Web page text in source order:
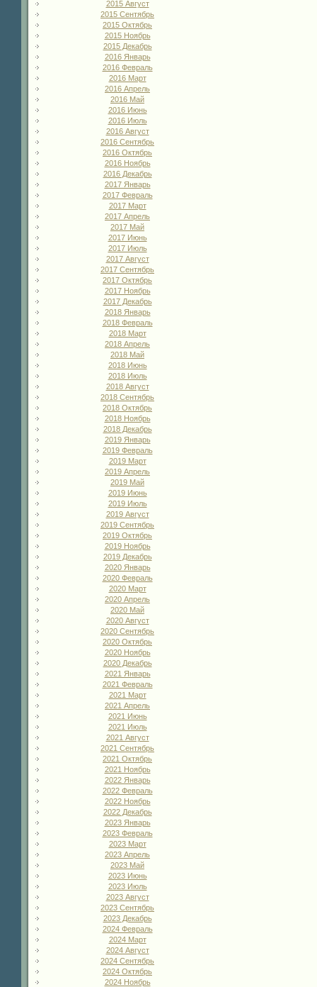
2015 Август
2015 Сентябрь
2015 Октябрь
2015 Ноябрь
2015 Декабрь
2016 Январь
2016 Февраль
2016 Март
2016 Апрель
2016 Май
2016 Июнь
2016 Июль
2016 Август
2016 Сентябрь
2016 Октябрь
2016 Ноябрь
2016 Декабрь
2017 Январь
2017 Февраль
2017 Март
2017 Апрель
2017 Май
2017 Июнь
2017 Июль
2017 Август
2017 Сентябрь
2017 Октябрь
2017 Ноябрь
2017 Декабрь
2018 Январь
2018 Февраль
2018 Март
2018 Апрель
2018 Май
2018 Июнь
2018 Июль
2018 Август
2018 Сентябрь
2018 Октябрь
2018 Ноябрь
2018 Декабрь
2019 Январь
2019 Февраль
2019 Март
2019 Апрель
2019 Май
2019 Июнь
2019 Июль
2019 Август
2019 Сентябрь
2019 Октябрь
2019 Ноябрь
2019 Декабрь
2020 Январь
2020 Февраль
2020 Март
2020 Апрель
2020 Май
2020 Август
2020 Сентябрь
2020 Октябрь
2020 Ноябрь
2020 Декабрь
2021 Январь
2021 Февраль
2021 Март
2021 Апрель
2021 Июнь
2021 Июль
2021 Август
2021 Сентябрь
2021 Октябрь
2021 Ноябрь
2022 Январь
2022 Февраль
2022 Ноябрь
2022 Декабрь
2023 Январь
2023 Февраль
2023 Март
2023 Апрель
2023 Май
2023 Июнь
2023 Июль
2023 Август
2023 Сентябрь
2023 Декабрь
2024 Февраль
2024 Март
2024 Август
2024 Сентябрь
2024 Октябрь
2024 Ноябрь